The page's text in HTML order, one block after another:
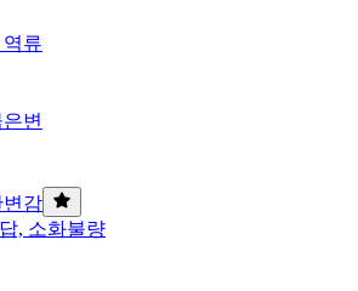
류
변
변감
, 소화불량